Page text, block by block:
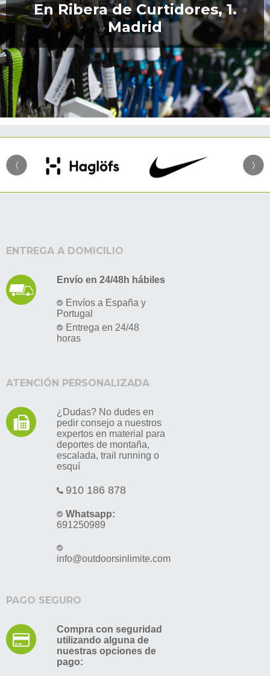
En Ribera de Curtidores, 1.
Madrid
ENTREGA A DOMICILIO
Envío en 24/48h hábiles
Envíos a España y
Portugal
Entrega en 24/48
horas
ATENCIÓN PERSONALIZADA
¿Dudas? No dudes en
pedir consejo a nuestros
expertos en material para
deportes de montaña,
escalada, trail running o
esquí
910 186 878
Whatsapp:
691250989
info@outdoorsinlimite.com
PAGO SEGURO
Compra con seguridad
utilizando alguna de
nuestras opciones de
pago: